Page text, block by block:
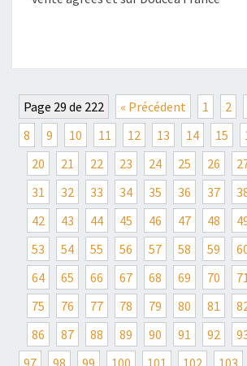
S
R
E
T
S
S
O
I
N
S
D
E
L
A
P
E
A
Page 29 de 222 « Précédent 1 2
8
9 10 11 12 13 14 15
20
21 22 23 24 25 26
31
32 33 34 35 36 37
42
43 44 45 46 47 48
53
54 55 56 57 58 59
64
65 66 67 68 69 70
75
76 77 78 79 80 81
86
87 88 89 90 91 92